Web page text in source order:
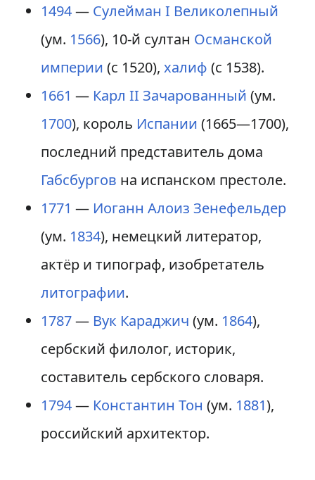
1494— Сулейман I Великолепный
(ум. 1566), 10-й султан Османской
империи (с 1520), халиф (с 1538).
1661 — Карл II Зачарованный (ум.
1700), король Испании (1665—1700),
последний представитель дома
Габсбургов на испанском престоле.
1771 — Иоганн Алоиз Зенефельдер
(ум. 1834), немецкий литератор,
актёр и типограф, изобретатель
литографии.
1787— Вук Караджич (ум. 1864),
сербский филолог, историк,
составитель сербского словаря.
1794— Константин Тон (ум. 1881),
российский архитектор.